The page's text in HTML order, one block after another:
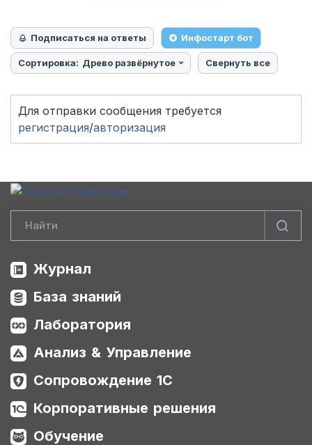
Подписаться на ответы Инфостарт бот
Сортировка: Древо развёрнутое Свернуть все
Для отправки сообщения требуется
регистрация/авторизация
Журнал
База знаний
Лаборатория
Анализ & Управление
Сопровождение 1С
Корпоративные решения
Обучение